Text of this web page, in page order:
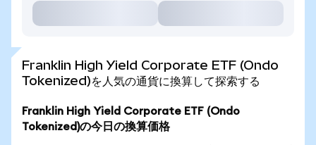
Franklin High Yield Corporate ETF (Ondo
Tokenized)を人気の通貨に換算して探索する
Franklin High Yield Corporate ETF (Ondo
Tokenized)の今日の換算価格